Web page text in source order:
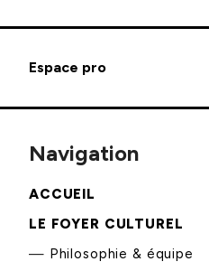
Espace pro
Navigation
ACCUEIL
LE FOYER CULTUREL
Philosophie & équipe